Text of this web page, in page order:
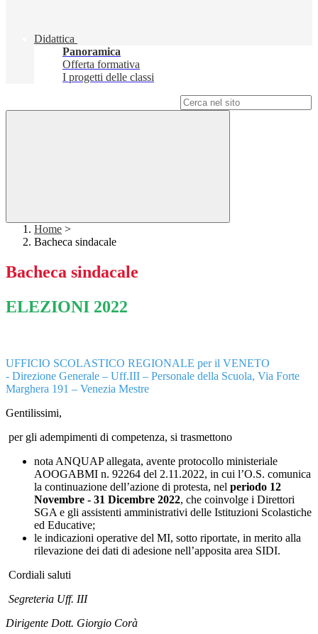
Didattica
Panoramica
Offerta formativa
I progetti delle classi
Home >
Bacheca sindacale
Bacheca sindacale
ELEZIONI 2022
UFFICIO SCOLASTICO REGIONALE per il VENETO
- Direzione Generale – Uff.III – Personale della Scuola, Via Forte
Marghera 191 – Venezia Mestre
Gentilissimi,
per gli adempimenti di competenza, si trasmettono
nota ANQUAP allegata, avente protocollo ministeriale
AOOGABMI n. 92264 del 2.11.2022, in cui l’O.S. comunica
la continuazione dell’azione di protesta, nel periodo 12
Novembre - 31 Dicembre 2022, che coinvolge i Direttori
SGA e gli assistenti amministrativi delle Istituzioni Scolastiche
ed Educative;
le indicazioni operative del MI, sotto riportate, in merito alla
rilevazione dei dati di adesione nell’apposita area SIDI.
Cordiali saluti
Segreteria Uff. III
Dirigente Dott. Giorgio Corà